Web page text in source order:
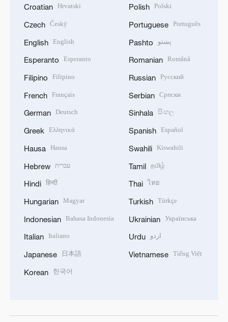
Croatian Hrvatski
Czech Český
English English
Esperanto Esperanto
Filipino Filipino
French Français
German Deutsch
Greek Ελληνικά
Hausa Hausa
Hebrew עברית
Hindi हिन्दी
Hungarian Magyar
Indonesian Bahasa Indonesia
Italian Italiano
Japanese 日本語
Korean 한국어
Polish Polski
Portuguese Português
Pashto پښتو
Romanian Română
Russian Русский
Serbian Српски
Sinhala සිංහල
Spanish Español
Swahili Kiswahili
Tamil தமிழ்
Thai ไทย
Turkish Türkçe
Ukrainian Українська
Urdu اردو
Vietnamese Tiếng Việt